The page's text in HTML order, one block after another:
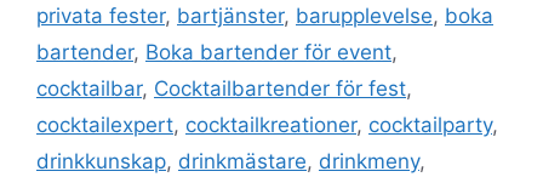
privata fester, bartjänster, barupplevelse, boka
bartender, Boka bartender för event,
cocktailbar, Cocktailbartender för fest,
cocktailexpert, cocktailkreationer, cocktailparty,
drinkkunskap, drinkmästare, drinkmeny,